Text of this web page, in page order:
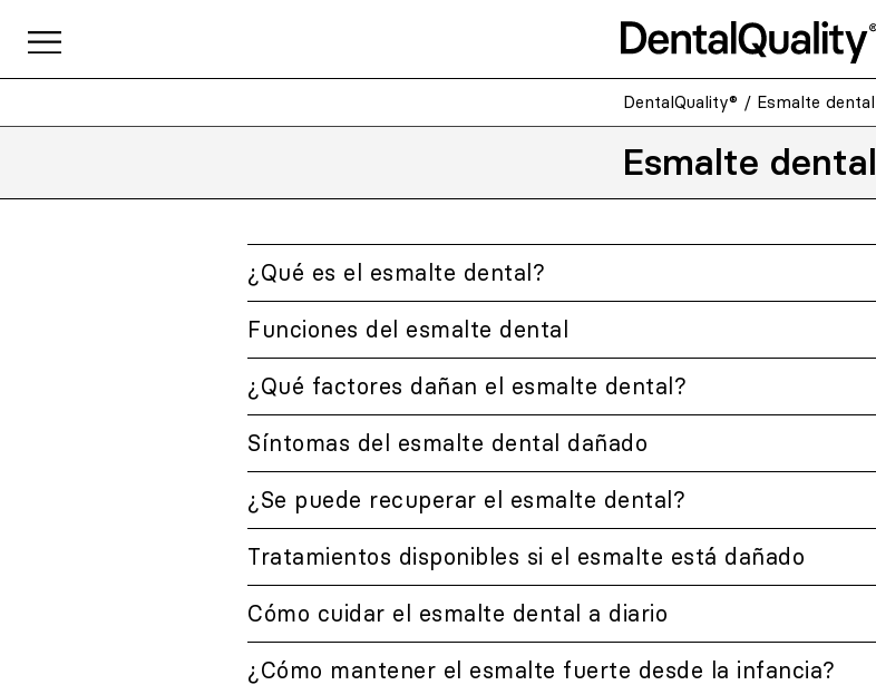
DentalQuality® / Esmalte dental
Esmalte dental
¿Qué es el esmalte dental?
Funciones del esmalte dental
¿Qué factores dañan el esmalte dental?
Síntomas del esmalte dental dañado
¿Se puede recuperar el esmalte dental?
Tratamientos disponibles si el esmalte está dañado
Cómo cuidar el esmalte dental a diario
¿Cómo mantener el esmalte fuerte desde la infancia?